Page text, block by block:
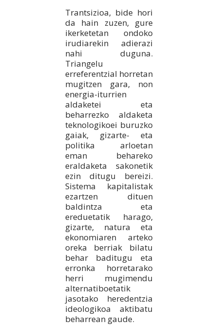
Trantsizioa, bide hori
da hain zuzen, gure
ikerketetan ondoko
irudiarekin adierazi
nahi duguna.
Triangelu
erreferentzial horretan
mugitzen gara, non
energia-iturrien
aldaketei eta
beharrezko aldaketa
teknologikoei buruzko
gaiak, gizarte- eta
politika arloetan
eman behareko
eraldaketa sakonetik
ezin ditugu bereizi.
Sistema kapitalistak
ezartzen dituen
baldintza eta
ereduetatik harago,
gizarte, natura eta
ekonomiaren arteko
oreka berriak bilatu
behar baditugu eta
erronka horretarako
herri mugimendu
alternatiboetatik
jasotako heredentzia
ideologikoa aktibatu
beharrean gaude.